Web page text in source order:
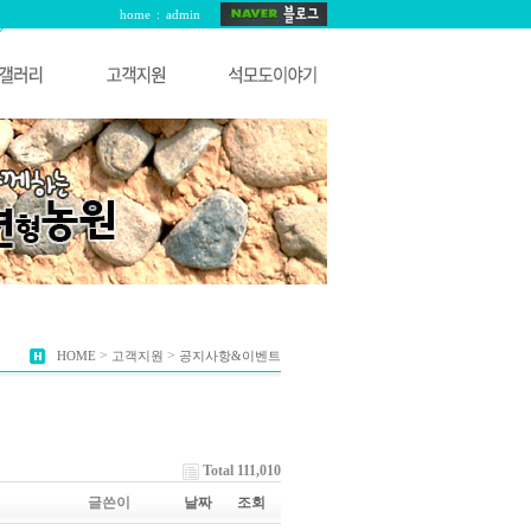
home : admin
HOME > 고객지원 > 공지사항&이벤트
Total 111,010
글쓴이 날짜 조회